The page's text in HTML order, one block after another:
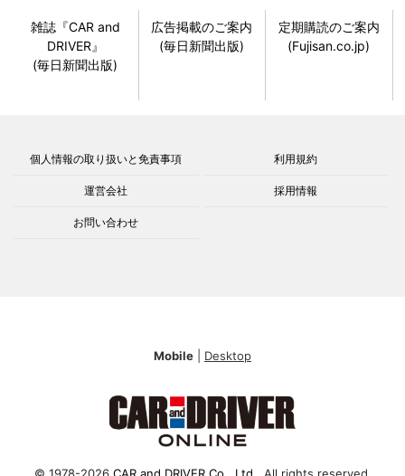
雑誌『CAR and
DRIVER』
(毎日新聞出版)
広告掲載のご案内
(毎日新聞出版)
定期購読のご案内
(Fujisan.co.jp)
個人情報の取り扱いと免責事項 利用規約
運営会社 採用情報
お問い合わせ
Mobile Desktop